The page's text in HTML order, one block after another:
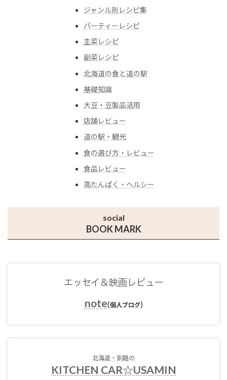
ジャンル別レシピ集
パーティーレシピ
主菜レシピ
副菜レシピ
北海道の食と道の駅
基礎知識
大豆・豆製品活用
店舗レビュー
道の駅・観光
食の選び方・レビュー
食品レビュー
高たんぱく・ヘルシー
social
BOOK MARK
エッセイ＆映画レビュー
note(個人ブログ)
北海道・釧路の
KITCHEN CAR☆USAMIN